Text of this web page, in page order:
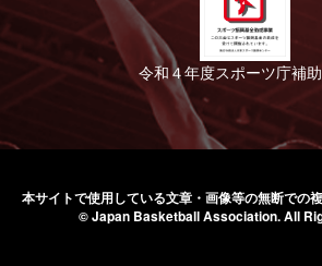
令和４年度スポーツ庁補
本サイトで使用している文章・画像等の無断での
© Japan Basketball Association.All